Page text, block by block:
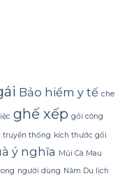
Bảo hiểm y tế che
ghế xếp gối công
truyền thống kích thước gối
ý nghĩa
Mũi Cà Mau
người dùng Năm Du lịch